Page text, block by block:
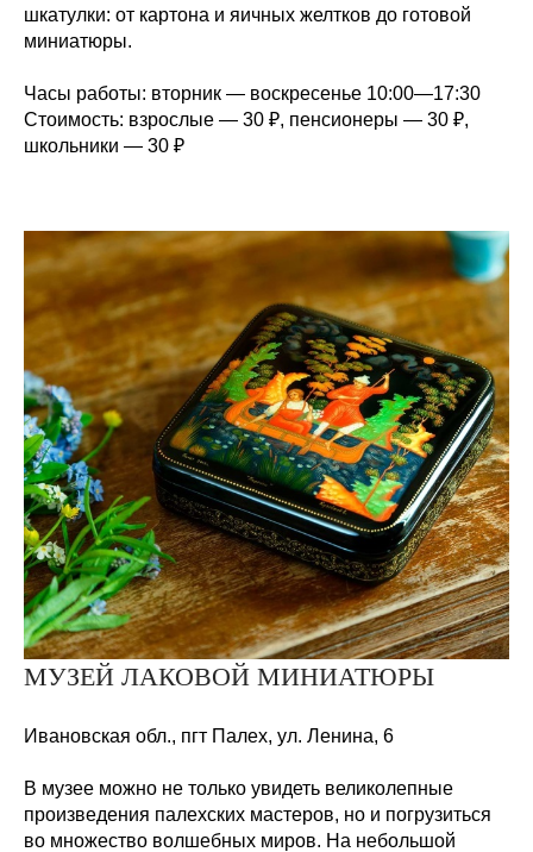
шкатулки: от картона и яичных желтков до готовой
миниатюры.
Часы работы: вторник — воскресенье 10:00—17:30
Стоимость: взрослые — 30 ₽, пенсионеры — 30 ₽,
школьники — 30 ₽
МУЗЕЙ ЛАКОВОЙ МИНИАТЮРЫ
Ивановская обл., пгт Палех, ул. Ленина, 6
В музее можно не только увидеть великолепные
произведения палехских мастеров, но и погрузиться
во множество волшебных миров. На небольшой